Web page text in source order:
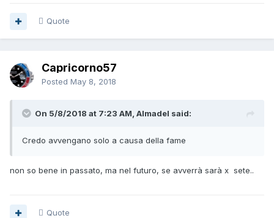
Quote
Capricorno57
Posted May 8, 2018
On 5/8/2018 at 7:23 AM, Almadel said:
Credo avvengano solo a causa della fame
non so bene in passato, ma nel futuro, se avverrà sarà x sete..
Quote